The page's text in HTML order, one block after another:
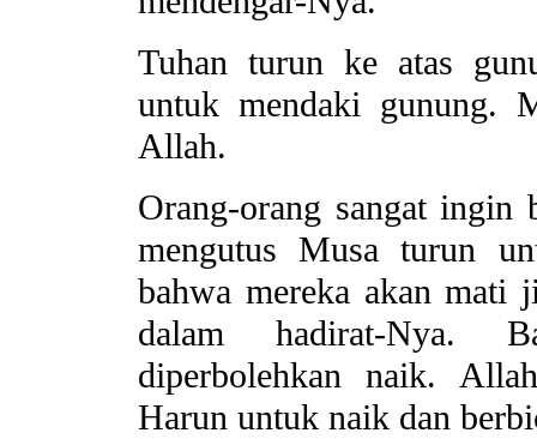
Tuhan turun ke atas
untuk mendaki gunung.
Allah.
Orang-orang sangat ingin
mengutus Musa turun
bahwa mereka akan mati
dalam hadirat-Nya.
diperbolehkan naik.
Harun untuk naik dan